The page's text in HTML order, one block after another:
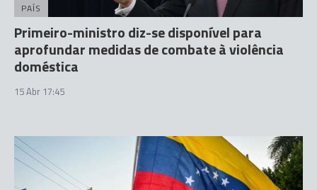
PAÍS
Primeiro-ministro diz-se disponível para
aprofundar medidas de combate à violência
doméstica
15 Abr 17:45